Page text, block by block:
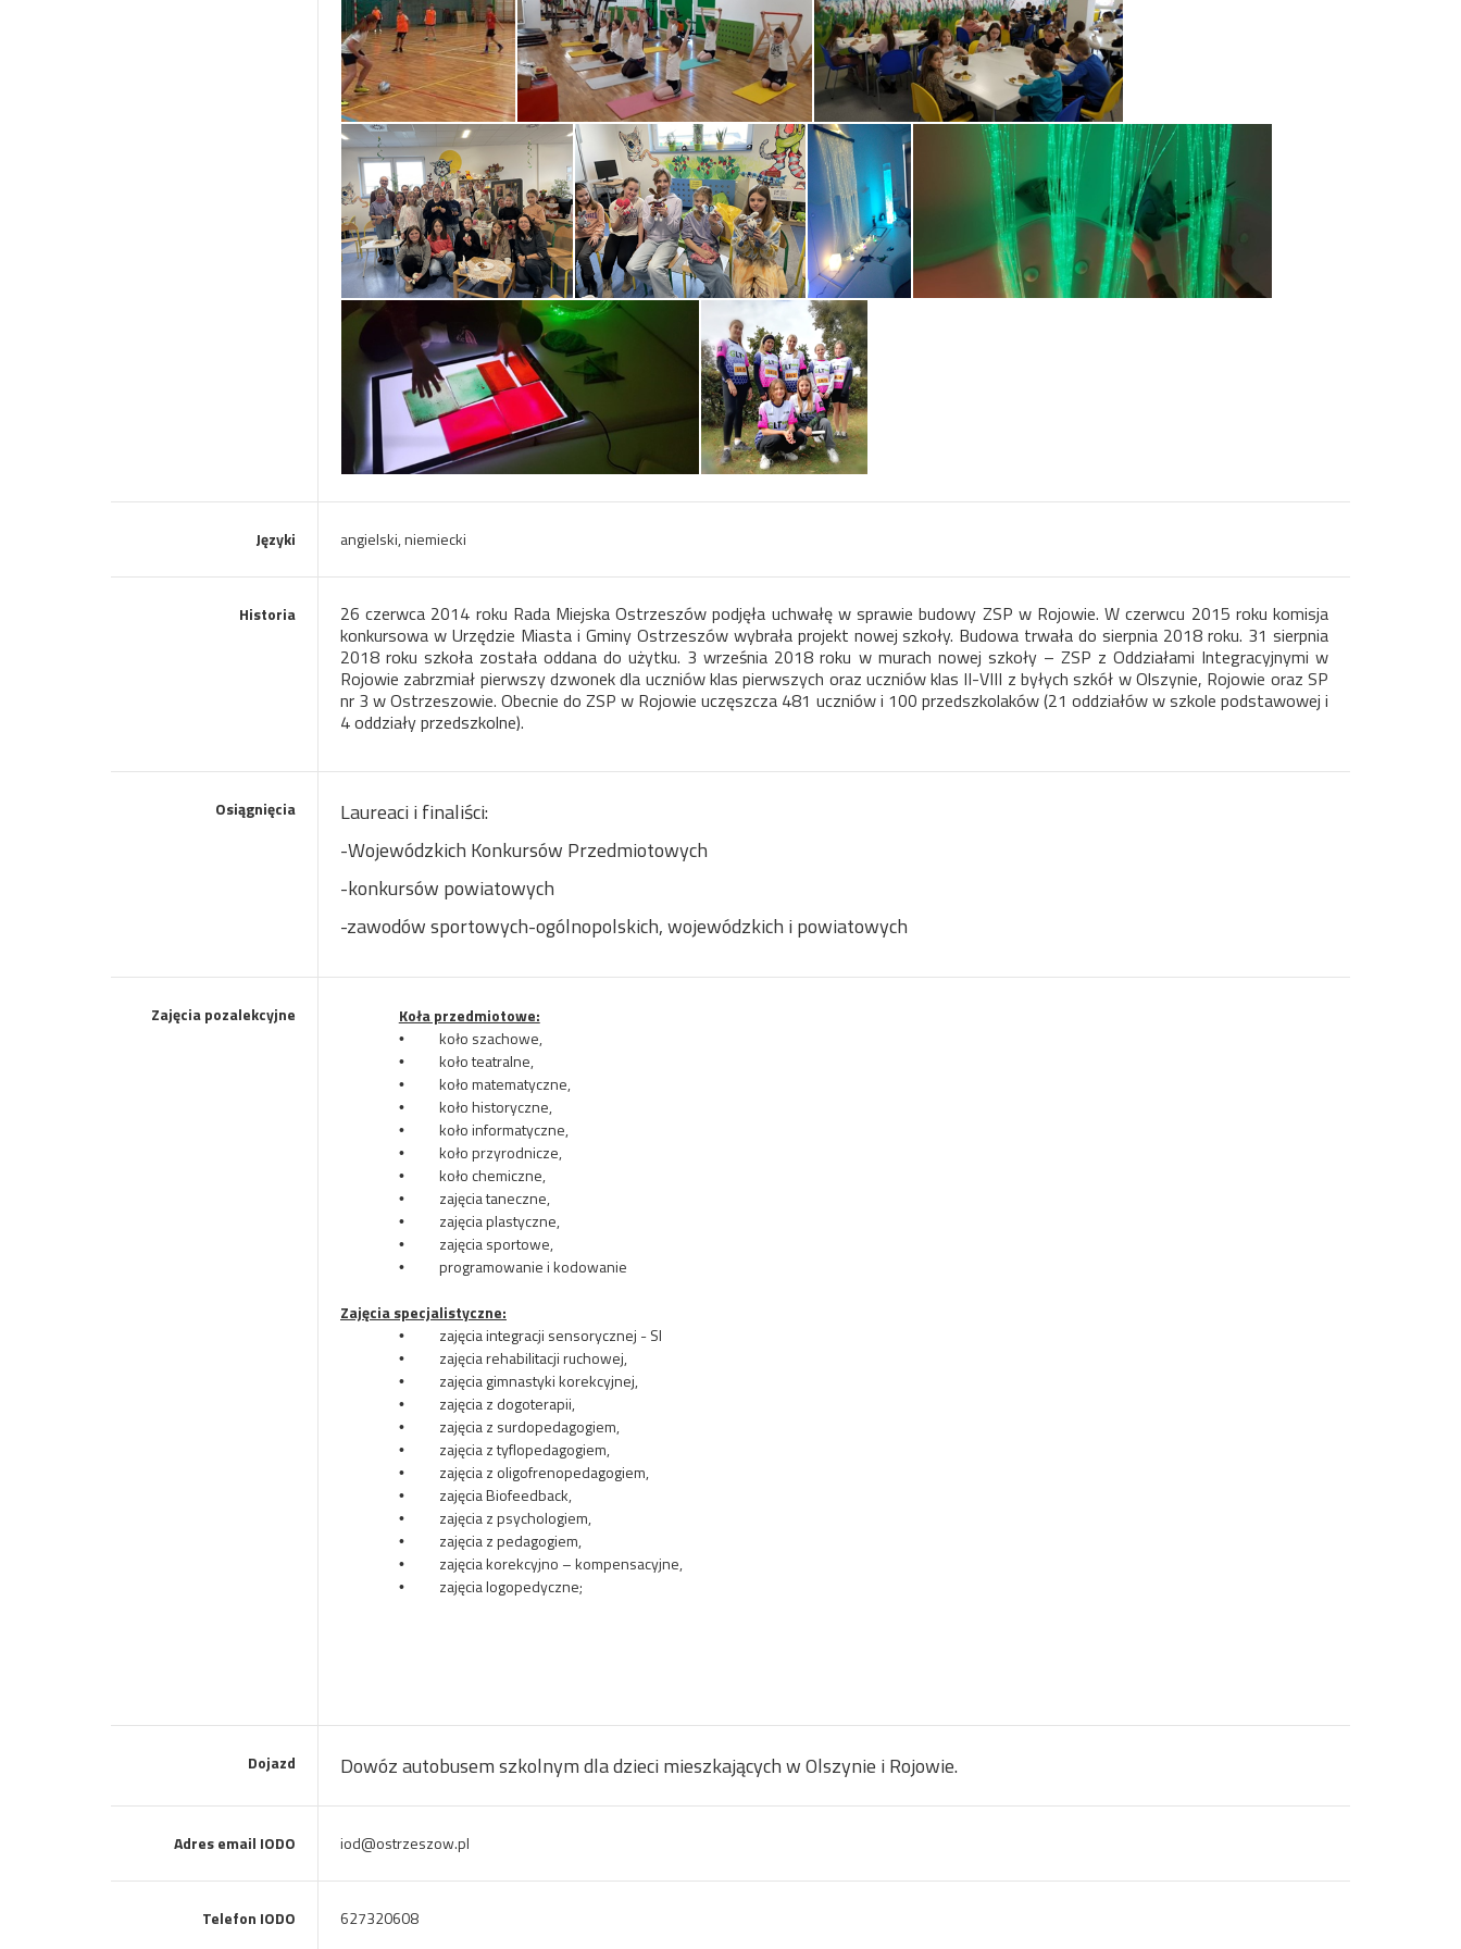
Języki angielski, niemiecki
Historia
26 czerwca 2014 roku Rada Miejska Ostrzeszów podjęła uchwałę w sprawie budowy ZSP w Rojowie. W czerwcu 2015 roku komisja
konkursowa w Urzędzie Miasta i Gminy Ostrzeszów wybrała projekt nowej szkoły. Budowa trwała do sierpnia 2018 roku. 31 sierpnia
2018 roku szkoła została oddana do użytku. 3 września 2018 roku w murach nowej szkoły – ZSP z Oddziałami Integracyjnymi w
Rojowie zabrzmiał pierwszy dzwonek dla uczniów klas pierwszych oraz uczniów klas II-VIII z byłych szkół w Olszynie, Rojowie oraz SP
nr 3 w Ostrzeszowie. Obecnie do ZSP w Rojowie uczęszcza 481 uczniów i 100 przedszkolaków (21 oddziałów w szkole podstawowej i
4 oddziały przedszkolne).
Osiągnięcia
Laureaci i finaliści:
-Wojewódzkich Konkursów Przedmiotowych
-konkursów powiatowych
-zawodów sportowych-ogólnopolskich, wojewódzkich i powiatowych
Zajęcia pozalekcyjne Koła przedmiotowe:
• koło szachowe,
• koło teatralne,
• koło matematyczne,
• koło historyczne,
• koło informatyczne,
• koło przyrodnicze,
• koło chemiczne,
• zajęcia taneczne,
• zajęcia plastyczne,
• zajęcia sportowe,
•
programowanie i kodowanie
Zajęcia specjalistyczne:
• zajęcia integracji sensorycznej - SI
• zajęcia rehabilitacji ruchowej,
• zajęcia gimnastyki korekcyjnej,
• zajęcia z dogoterapii,
• zajęcia z surdopedagogiem,
• zajęcia z tyflopedagogiem,
• zajęcia z oligofrenopedagogiem,
• zajęcia Biofeedback,
• zajęcia z psychologiem,
• zajęcia z pedagogiem,
• zajęcia korekcyjno – kompensacyjne,
• zajęcia logopedyczne;
Dojazd Dowóz autobusem szkolnym dla dzieci mieszkających w Olszynie i Rojowie.
Adres email IODO iod@ostrzeszow.pl
Telefon IODO 627320608